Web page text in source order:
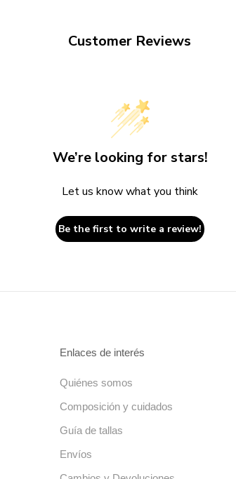
Customer Reviews
We’re looking for stars!
Let us know what you think
Be the first to write a review!
Enlaces de interés
Quiénes somos
Composición y cuidados
Guía de tallas
Envíos